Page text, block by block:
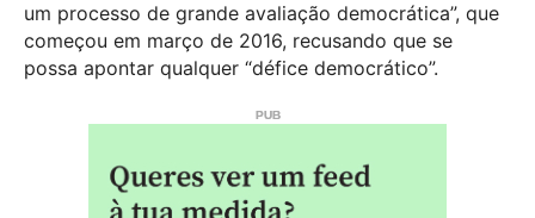
um processo de grande avaliação democrática”, que
começou em março de 2016, recusando que se
possa apontar qualquer “défice democrático”.